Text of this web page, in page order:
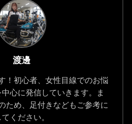
渡邊
！初心者、女性目線でのお悩
心に発信していきます。ま
ため、足付きなどもご参考に
てください。